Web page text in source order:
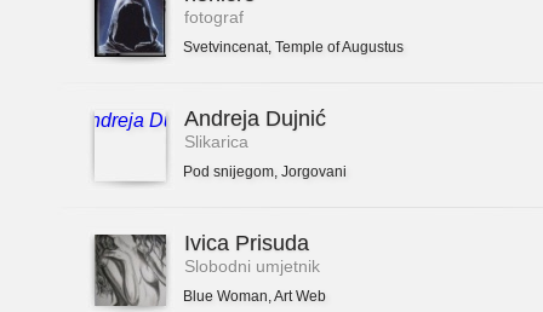
fotograf
Svetvincenat, Temple of Augustus
Andreja Dujnić
Slikarica
Pod snijegom, Jorgovani
Ivica Prisuda
Slobodni umjetnik
Blue Woman,Art Web